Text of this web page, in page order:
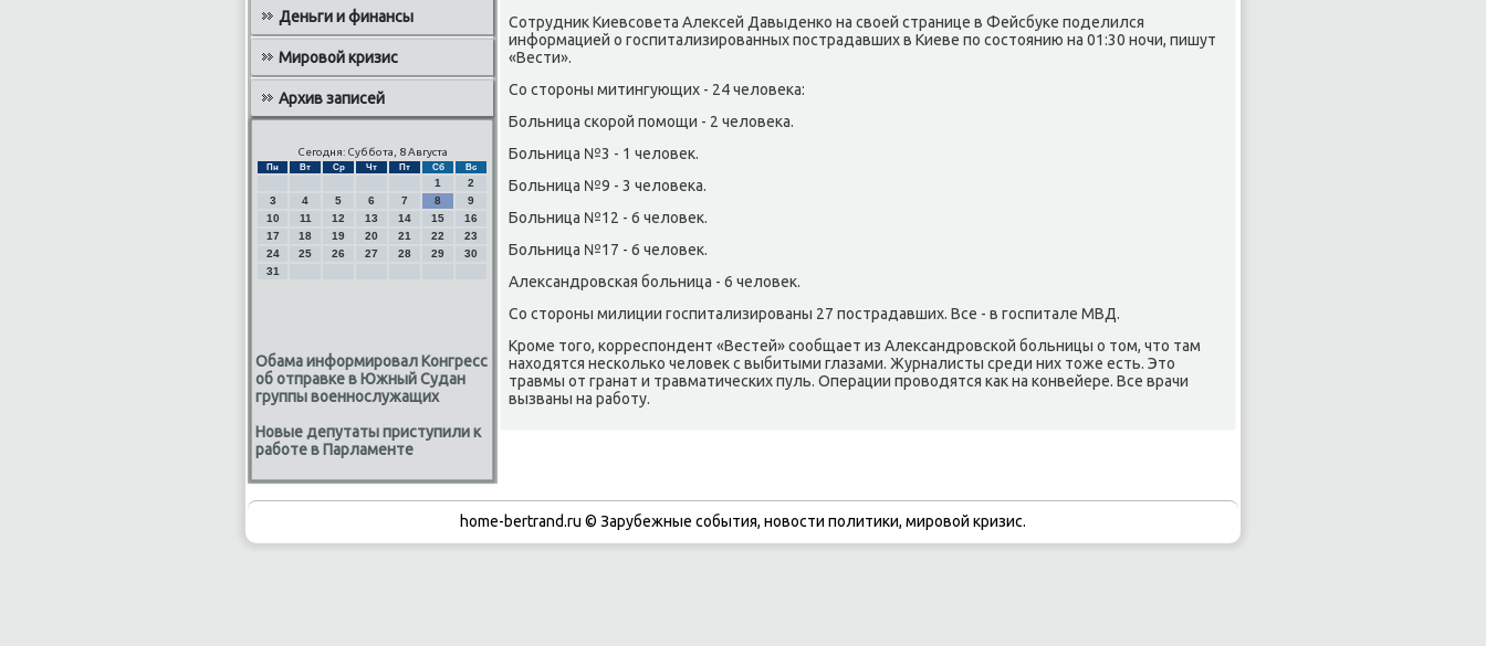
Деньги и финансы
Мировой кризис
Архив записей
Сегодня: Суббота, 8 Августа
Пн Вт Ср Чт Пт Сб Вс
1
2
3
4 5 6 7 8
9
10
11 12 13 14 15
16
17
18 19 20 21 22
23
24
25 26 27 28 29
30
31
Обама информировал Конгресс
об отправке в Южный Судан
группы военнослужащих
Новые депутаты приступили к
работе в Парламенте
Сотрудник Киевсовета Алексей Давыденко на своей странице в Фейсбуке поделился
информацией о госпитализированных пострадавших в Киеве по состоянию на 01:30 ночи, пишут
«Вести».
Со стороны митингующих - 24 человека:
Больница скорой помощи - 2 человека.
Больница №3 - 1 человек.
Больница №9 - 3 человека.
Больница №12 - 6 человек.
Больница №17 - 6 человек.
Александровская больница - 6 человек.
Со стороны милиции госпитализированы 27 пострадавших. Все - в госпитале МВД.
Кроме того, корреспондент «Вестей» сообщает из Александровской больницы о том, что там
находятся несколько человек с выбитыми глазами. Журналисты среди них тоже есть. Это
травмы от гранат и травматических пуль. Операции проводятся как на конвейере. Все врачи
вызваны на работу.
home-bertrand.ru © Зарубежные события, новости политики, мировой кризис.